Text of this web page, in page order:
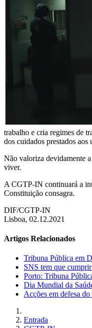
trabalho e cria regimes de
dos cuidados prestados aos
Não valoriza devidamente
viver.
A CGTP-IN continuará a
Constituição consagra.
DIF/CGTP-IN
Lisboa, 02.12.2021
Artigos Relacionados
Tribuna Pública em
SNS tem que
Porto: Tribuna
Dia Mundial da
Acções em defesa
Entrada